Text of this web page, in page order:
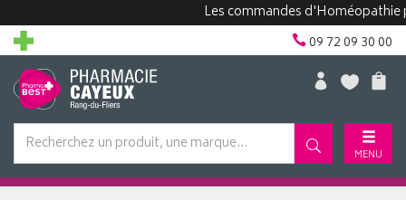
Les commandes d'Homéopathie
09 72 09 30 00
MENU